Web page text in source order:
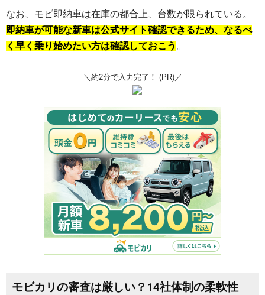
なお、モビ即納車は在庫の都合上、台数が限られている。
即納車が可能な新車は公式サイト確認できるため、なるべ
く早く乗り始めたい方は確認しておこう 。
＼約2分で入力完了！ (PR)／
モビカリの審査は厳しい？14社体制の柔軟性